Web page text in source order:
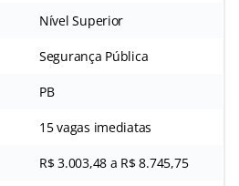
Nível Superior
Segurança Pública
PB
15 vagas imediatas
R$ 3.003,48 a R$ 8.745,75